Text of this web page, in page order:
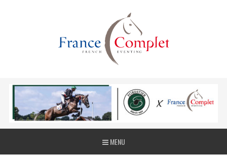
MENU
La journée du complet & le derby cross
indoor reviennent le 23 Janvier 2027 !